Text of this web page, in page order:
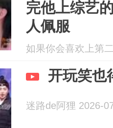
完他上综艺
人佩服
如果你会喜欢上第
开玩笑也
迷路de阿狸 2026-